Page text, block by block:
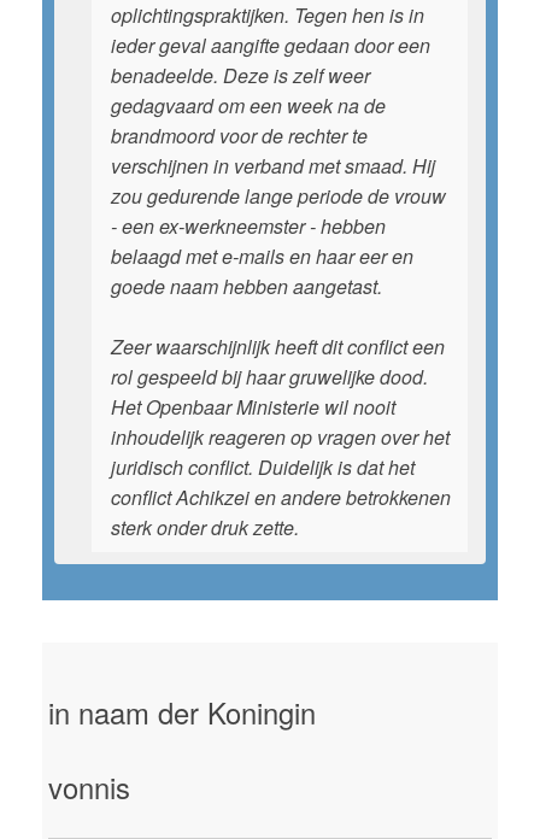
oplichtingspraktijken. Tegen hen is in
ieder geval aangifte gedaan door een
benadeelde. Deze is zelf weer
gedagvaard om een week na de
brandmoord voor de rechter te
verschijnen in verband met smaad. Hij
zou gedurende lange periode de vrouw
- een ex-werkneemster - hebben
belaagd met e-mails en haar eer en
goede naam hebben aangetast.
Zeer waarschijnlijk heeft dit conflict een
rol gespeeld bij haar gruwelijke dood.
Het Openbaar Ministerie wil nooit
inhoudelijk reageren op vragen over het
juridisch conflict. Duidelijk is dat het
conflict Achikzei en andere betrokkenen
sterk onder druk zette.
in naam der Koningin
vonnis